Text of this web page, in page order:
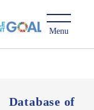
Database of